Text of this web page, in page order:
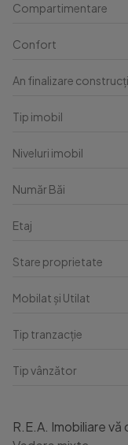
Compartimentare
Confort
An finalizare
Tip imobil
Niveluri imobil
Număr Băi
Etaj
Stare proprietate
Mobilat și Utilat
Tip tranzacție
Tip vânzător
R.E.A. Imobiliare